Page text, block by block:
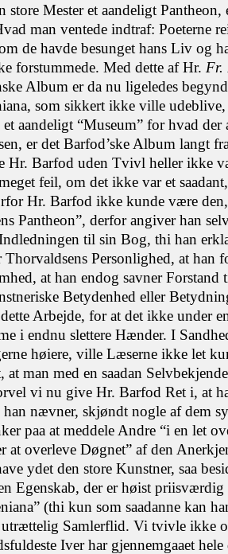
store Mester et aandeligt Pantheon,
man ventede indtraf: Poeterne
de havde besunget hans Liv og
forstummede. Med dette af Hr. Fr.
Album er da nu ligeledes
som sikkert ikke ville
et aandeligt “Museum” for hvad
er det Barfod’ske Album langt
Hr. Barfod uden Tvivl heller ikke
feil, om det ikke var et
Hr. Barfod ikke kunde være
Pantheon”, derfor angiver han
til sin Bog, thi han
Personlighed, at han
at han endog savner
Betydenhed eller
dette Arbejde, for at det ikke under
i endnu slettere Hænder. I
høiere, ville Læserne ikke let
at man med en saadan
vi nu give Hr. Barfod Ret i, at
han nævner, skjøndt nogle af dem
paa at meddele Andre “i en let
at overleve Døgnet” af den
ydet den store Kunstner, saa
Egenskab, der er høist
(thi kun som saadanne kan
utrættelig Samlerflid. Vi tvivle ikke
Iver har gjennemgaaet